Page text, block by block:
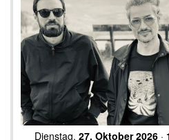
Dienstag, 27. Oktober 2026 ·